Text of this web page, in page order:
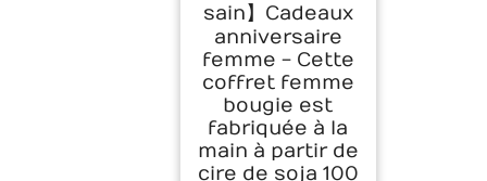
sain】Cadeaux
anniversaire
femme - Cette
coffret femme
bougie est
fabriquée à la
main à partir de
cire de soja 100